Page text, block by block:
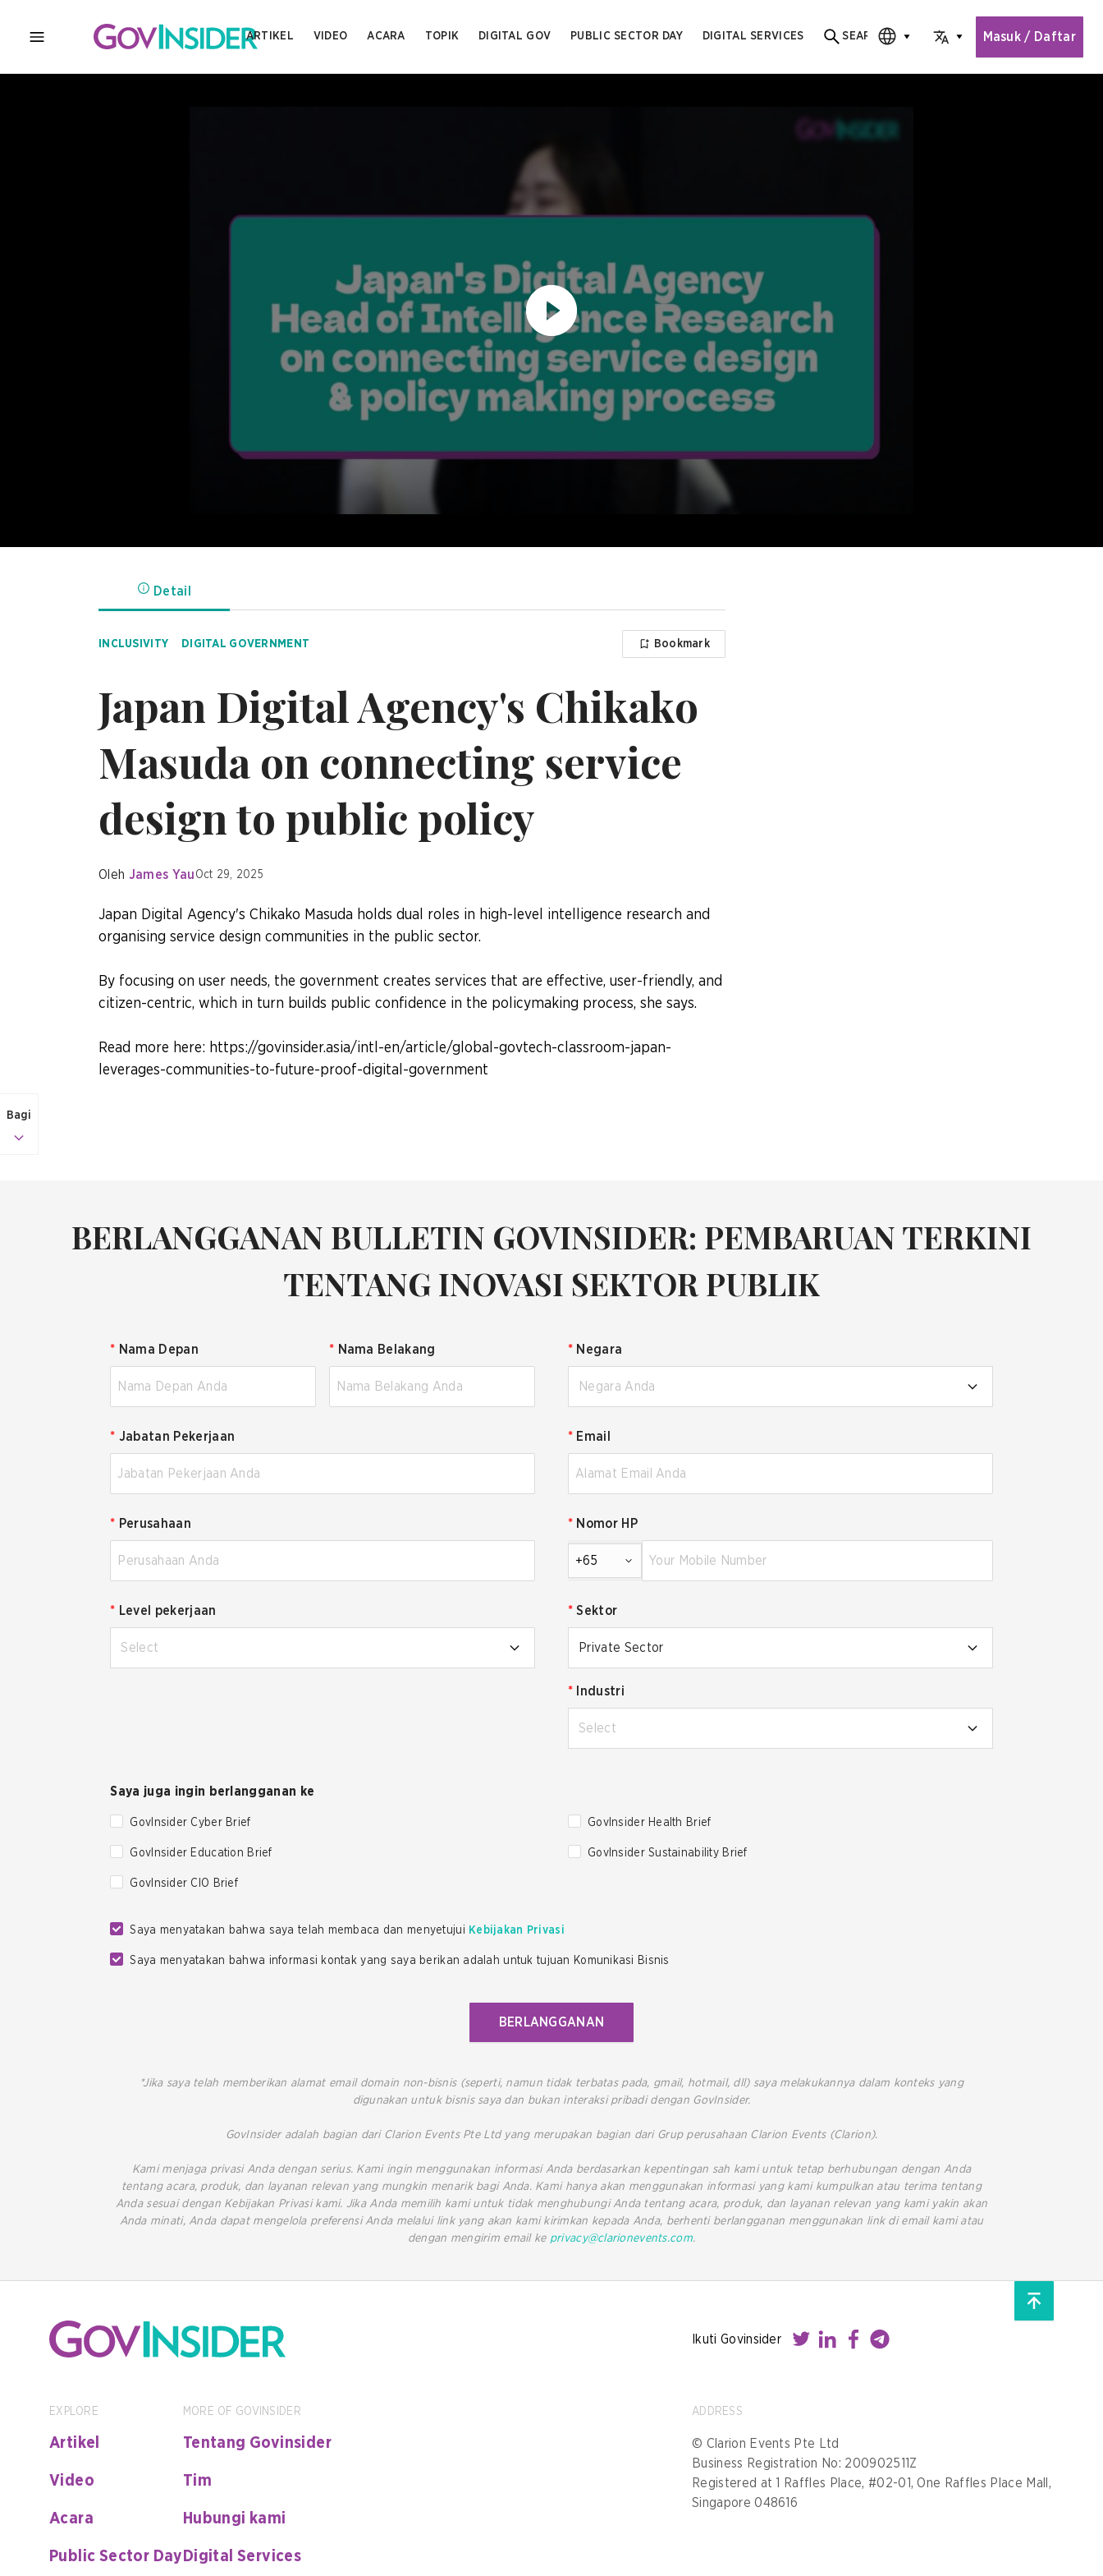
MENU
ARTIKEL VIDEO ACARA TOPIK DIGITAL GOV PUBLIC SECTOR DAY DIGITAL SERVICES
Search for content
SEARCH
CHOOSE EDITIONCHOOSE LANGUAGE
Masuk / Daftar
Bagi
Detail
INCLUSIVITY DIGITAL GOVERNMENT Bookmark
Japan Digital Agency's Chikako
Masuda on connecting service
design to public policy
Oleh James Yau Oct 29, 2025
Japan Digital Agency's Chikako Masuda holds dual roles in high-level intelligence research and
organising service design communities in the public sector.
By focusing on user needs, the government creates services that are effective, user-friendly, and
citizen-centric, which in turn builds public confidence in the policymaking process, she says.
Read more here: https://govinsider.asia/intl-en/article/global-govtech-classroom-japan-
leverages-communities-to-future-proof-digital-government
BERLANGGANAN BULLETIN GOVINSIDER: PEMBARUAN TERKINI
TENTANG INOVASI SEKTOR PUBLIK
* Nama Depan * Nama Belakang * Negara
Negara Anda
* Jabatan Pekerjaan * Email
* Perusahaan * Nomor HP
+65
* Level pekerjaan
Select
* Sektor
Private Sector
* Industri
Select
Saya juga ingin berlangganan ke
GovInsider Cyber Brief GovInsider Health Brief
GovInsider Education Brief GovInsider Sustainability Brief
GovInsider CIO Brief
Saya menyatakan bahwa saya telah membaca dan menyetujui Kebijakan Privasi
Saya menyatakan bahwa informasi kontak yang saya berikan adalah untuk tujuan Komunikasi Bisnis
BERLANGGANAN
*Jika saya telah memberikan alamat email domain non-bisnis (seperti, namun tidak terbatas pada, gmail, hotmail, dll) saya melakukannya dalam konteks yang
digunakan untuk bisnis saya dan bukan interaksi pribadi dengan GovInsider.
GovInsider adalah bagian dari Clarion Events Pte Ltd yang merupakan bagian dari Grup perusahaan Clarion Events (Clarion).
Kami menjaga privasi Anda dengan serius. Kami ingin menggunakan informasi Anda berdasarkan kepentingan sah kami untuk tetap berhubungan dengan Anda
tentang acara, produk, dan layanan relevan yang mungkin menarik bagi Anda. Kami hanya akan menggunakan informasi yang kami kumpulkan atau terima tentang
Anda sesuai dengan Kebijakan Privasi kami. Jika Anda memilih kami untuk tidak menghubungi Anda tentang acara, produk, dan layanan relevan yang kami yakin akan
Anda minati, Anda dapat mengelola preferensi Anda melalui link yang akan kami kirimkan kepada Anda, berhenti berlangganan menggunakan link di email kami atau
dengan mengirim email ke privacy@clarionevents.com.
Ikuti Govinsider
EXPLORE
Artikel
Video
Acara
Public Sector Day
MORE OF GOVINSIDER
Tentang Govinsider
Tim
Hubungi kami
Digital Services
ADDRESS
© Clarion Events Pte Ltd
Business Registration No: 200902511Z
Registered at 1 Raffles Place, #02-01, One Raffles Place Mall,
Singapore 048616